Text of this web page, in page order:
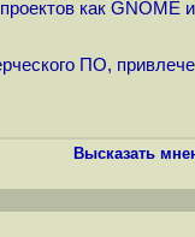
как GNOME
ПО,
Высказать